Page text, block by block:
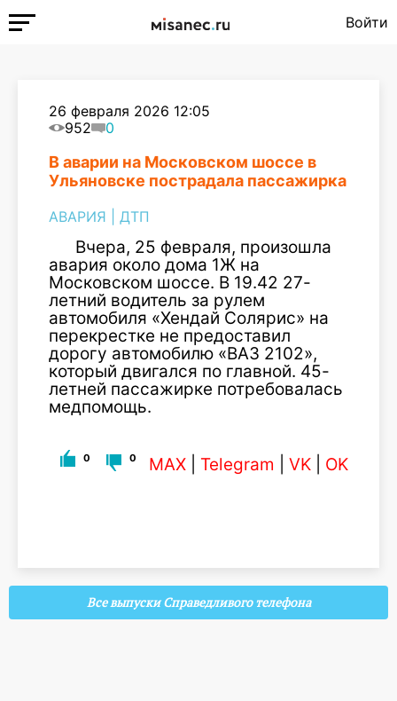
Войти
26 февраля 2026 12:05
952
0
В аварии на Московском шоссе в
Ульяновске пострадала пассажирка
АВАРИЯ ДТП
Вчера, 25 февраля, произошла
авария около дома 1Ж на
Московском шоссе. В 19.42 27-
летний водитель за рулем
автомобиля «Хендай Солярис» на
перекрестке не предоставил
дорогу автомобилю «ВАЗ 2102»,
который двигался по главной. 45-
летней пассажирке потребовалась
медпомощь.
0 0 MAX Telegram VK OK
Все выпуски Справедливого телефона